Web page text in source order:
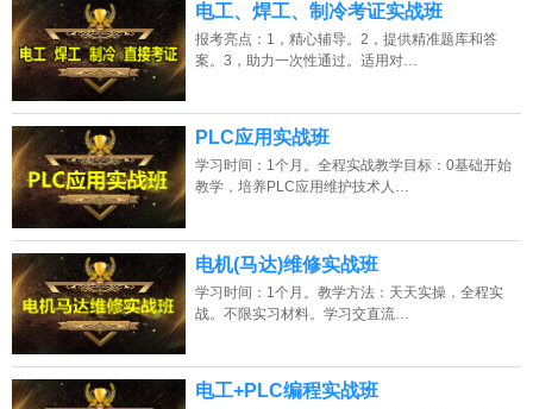
电工、焊工、制冷考证实战班
报考亮点：1，精心辅导。2，提供精准题库和答
案。3，助力一次性通过。适用对…
PLC应用实战班
学习时间：1个月。全程实战教学目标：0基础开始
教学，培养PLC应用维护技术人…
电机(马达)维修实战班
学习时间：1个月。教学方法：天天实操，全程实
战。不限实习材料。学习交直流…
电工+PLC编程实战班
上海的网友正进入本页访问